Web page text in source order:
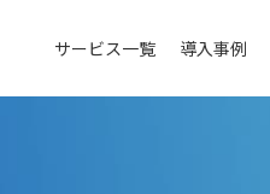
サービス一覧 導入事例